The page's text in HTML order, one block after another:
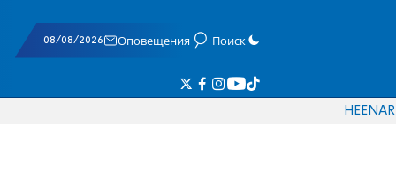
08/08/2026 Оповещения Поиск
HEENAR